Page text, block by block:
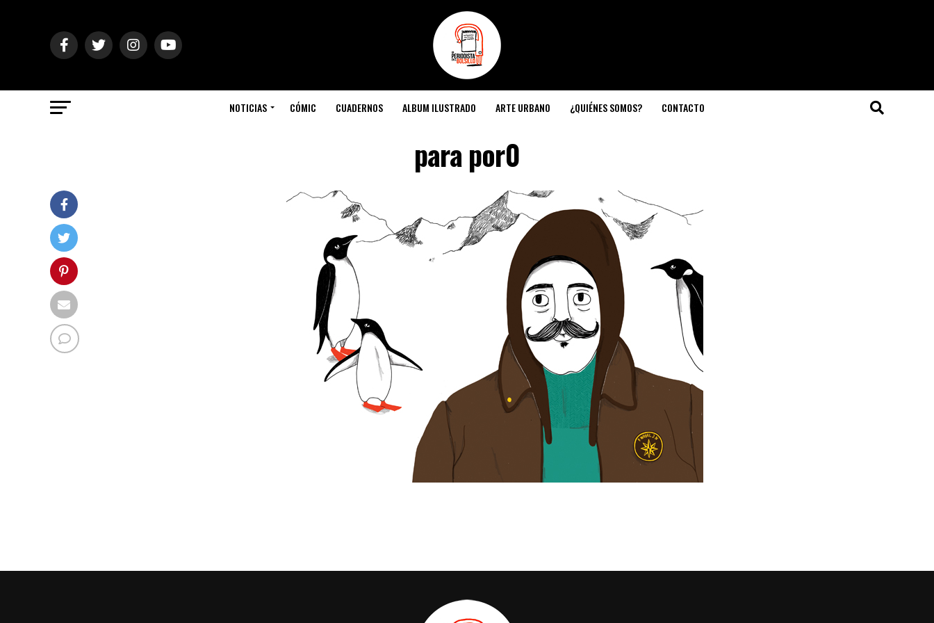
NOTICIAS CÓMIC CUADERNOS ALBUM ILUSTRADO ARTE URBANO ¿QUIÉNES SOMOS? CONTACTO
para por0